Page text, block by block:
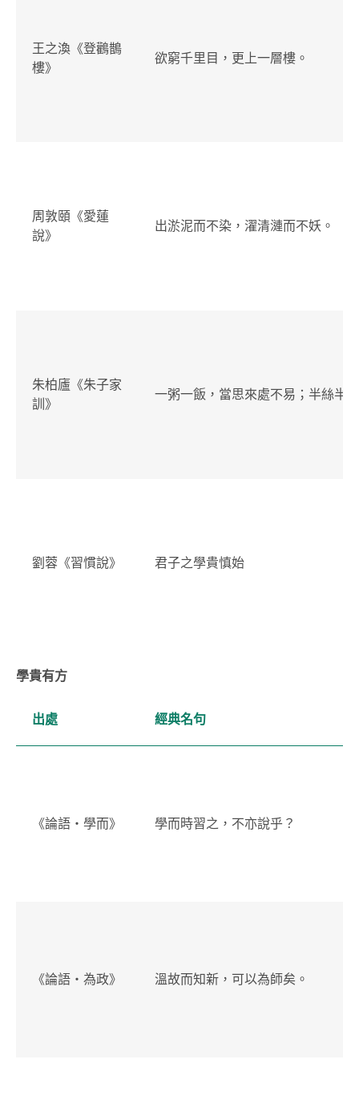
王之渙《登鸛鵲
樓》
欲窮千里目，更上一層樓。
周敦頤《愛蓮
說》
出淤泥而不染，濯清漣而不妖。
朱柏廬《朱子家
訓》
一粥一飯，當思來處不易；半絲半
劉蓉《習慣說》 君子之學貴慎始
學貴有方
出處 經典名句
《論語・學而》 學而時習之，不亦說乎？
《論語・為政》 溫故而知新，可以為師矣。